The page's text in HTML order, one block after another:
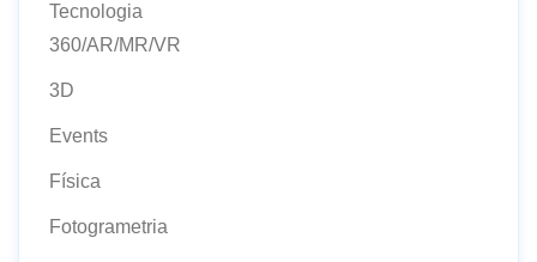
Tecnologia
360/AR/MR/VR
3D
Events
Física
Fotogrametria